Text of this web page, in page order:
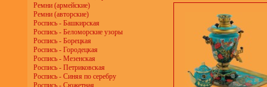
Ремни (армейские)
Ремни (авторские)
Роспись - Башкирская
Роспись - Беломорские узоры
Роспись - Борецкая
Роспись - Городецкая
Роспись - Мезенская
Роспись - Петриковская
Роспись - Синяя по серебру
Роспись - Сюжетная